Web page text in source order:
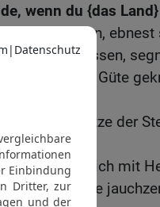
wenn du {das
seine Furchen,
mit Regengüssen,
Jahr deiner Güte
die Weideplätze der
die Hügel.
bekleiden sich mit
mit Korn; sie